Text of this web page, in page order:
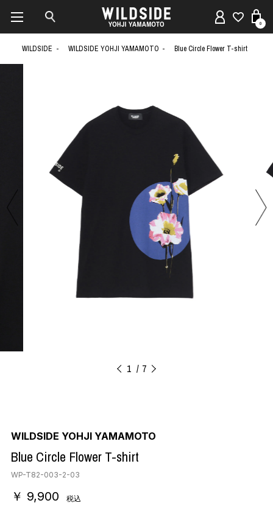
0
WILDSIDE WILDSIDE YOHJI YAMAMOTO Blue Circle Flower T-shirt
1 7
WILDSIDE YOHJI YAMAMOTO
Blue Circle Flower T-shirt
WP-T82-003-2-03
￥ 9,900 税込